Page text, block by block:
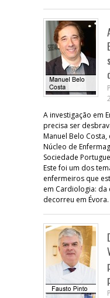
A investigação em
precisa ser
Manuel Belo
Núcleo de
Sociedade
Este foi um dos
enfermeiros que
em Cardiologia: da
decorreu em Évora.